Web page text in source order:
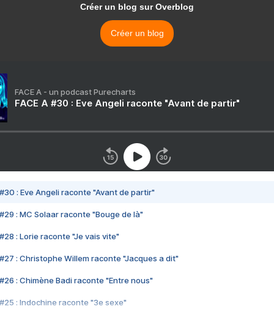
Créer un blog sur Overblog
Créer un blog
FACE A - un podcast Purecharts
FACE A #30 : Eve Angeli raconte "Avant de partir"
#30 : Eve Angeli raconte "Avant de partir"
#29 : MC Solaar raconte "Bouge de là"
#28 : Lorie raconte "Je vais vite"
#27 : Christophe Willem raconte "Jacques a dit"
#26 : Chimène Badi raconte "Entre nous"
#25 : Indochine raconte "3e sexe"